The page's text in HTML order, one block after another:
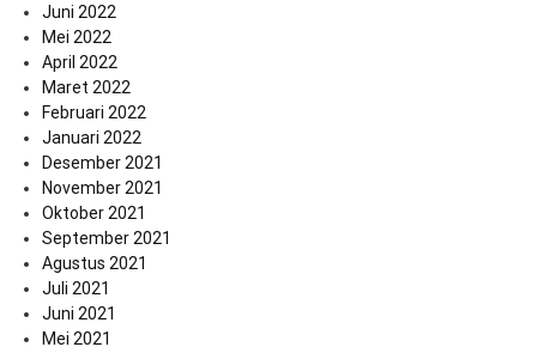
Juni 2022
Mei 2022
April 2022
Maret 2022
Februari 2022
Januari 2022
Desember 2021
November 2021
Oktober 2021
September 2021
Agustus 2021
Juli 2021
Juni 2021
Mei 2021